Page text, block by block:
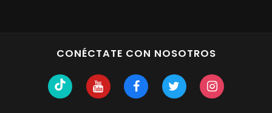
CONÉCTATE CON NOSOTROS